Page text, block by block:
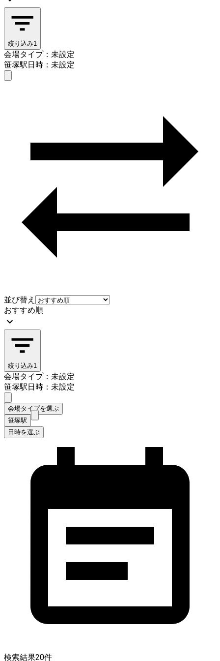
絞り込み1
会場タイプ：未設定
笹塚駅日時：未設定
並び替え
おすすめ順
絞り込み1
会場タイプ：未設定
笹塚駅日時：未設定
会場タイプを選ぶ
笹塚駅
日時を選ぶ
検索結果20件